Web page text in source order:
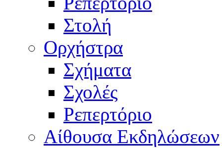
Στολή
Ορχήστρα
Σχήματα
Σχολές
Ρεπερτόριο
Aίθουσα Εκδηλώσεων